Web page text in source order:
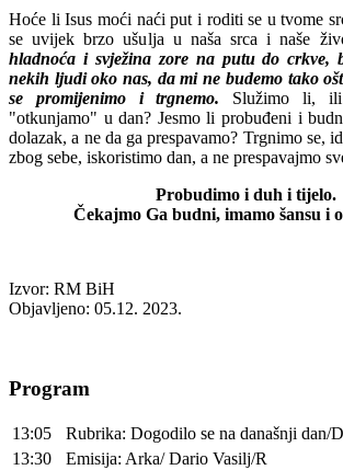
Hoće li Isus moći naći put i roditi se u tvome
se uvijek brzo ušulja u naša srca i naše
hladnoća i svježina zore na putu do crkve,
nekih ljudi oko nas, da mi ne budemo tako
se promijenimo i trgnemo.
Služimo li, ili
"otkunjamo" u dan? Jesmo li probuđeni i
dolazak, a ne da ga prespavamo? Trgnimo se,
zbog sebe, iskoristimo dan, a ne prespavajmo
Probudimo i duh i tijelo.
Čekajmo Ga budni, imamo šansu i
Izvor: RM BiH
Objavljeno: 05.12. 2023.
Program
13:05
Rubrika: Dogodilo se na današnji dan/
13:30
Emisija: Arka/ Dario Vasilj/R